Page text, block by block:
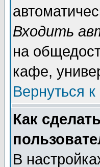
Входить
на
кафе,
Вернуться
Как
В